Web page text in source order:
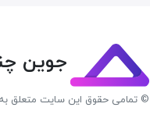
جوین
© تمامی حقوق این سایت متعلق